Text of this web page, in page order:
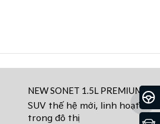
NEW SONET 1.5L PREMIUM
SUV thế hệ mới, linh hoạt
trong đô thị